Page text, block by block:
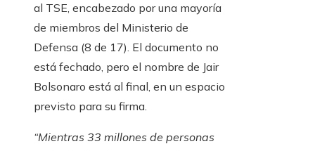
al TSE, encabezado por una mayoría
de miembros del Ministerio de
Defensa (8 de 17). El documento no
está fechado, pero el nombre de Jair
Bolsonaro está al final, en un espacio
previsto para su firma.
“Mientras 33 millones de personas